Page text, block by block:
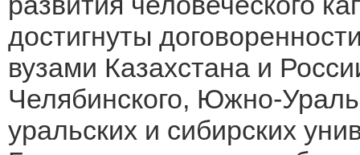
достигнуты
вузами Казахстана и
Челябинского, Южно-
уральских и сибирских